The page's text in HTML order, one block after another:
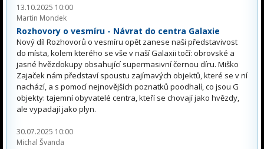
13.10.2025 10:00
Martin Mondek
Rozhovory o vesmíru - Návrat do centra Galaxie
Nový díl Rozhovorů o vesmíru opět zanese naši představivost
do místa, kolem kterého se vše v naší Galaxii točí: obrovské a
jasné hvězdokupy obsahující supermasivní černou díru. Miško
Zajaček nám představí spoustu zajímavých objektů, které se v ní
nachází, a s pomocí nejnovějších poznatků poodhalí, co jsou G
objekty: tajemní obyvatelé centra, kteří se chovají jako hvězdy,
ale vypadají jako plyn.
30.07.2025 10:00
Michal Švanda